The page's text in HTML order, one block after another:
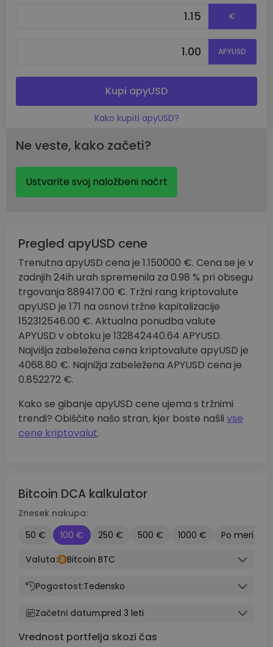
€
APYUSD
Kupi apyUSD
Kako kupiti apyUSD?
Ne veste, kako začeti?
Ustvarite svoj naložbeni načrt
Pregled apyUSD cene
Trenutna apyUSD cena je 1.150000 €. Cena se je v
zadnjih 24ih urah spremenila za 0.98 % pri obsegu
trgovanja 889417.00 €. Tržni rang kriptovalute
apyUSD je 171 na osnovi tržne kapitalizacije
152312546.00 €. Aktualna ponudba valute
APYUSD v obtoku je 132842440.64 APYUSD.
Najvišja zabeležena cena kriptovalute apyUSD je
4068.80 €. Najnižja zabeležena APYUSD cena je
0.852272 €.
Kako se gibanje apyUSD cene ujema s tržnimi
trendi? Obiščite našo stran, kjer boste našli vse
cene kriptovalut.
Bitcoin DCA kalkulator
Znesek nakupa:
50 €
100 € 250 € 500 € 1000 €
Po meri
Valuta:
Bitcoin BTC
Pogostost:Tedensko
Začetni datum:pred 3 leti
Vrednost portfelja skozi čas